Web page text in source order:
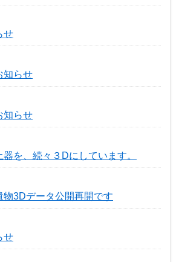
せ
知らせ
知らせ
を、続々３Dにしています。
物3Dデータ公開再開です
せ